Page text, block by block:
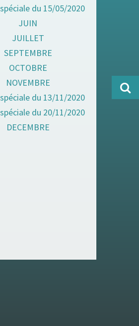
du 15/05/2020
JUIN
JUILLET
SEPTEMBRE
OCTOBRE
NOVEMBRE
du 13/11/2020
du 20/11/2020
DECEMBRE